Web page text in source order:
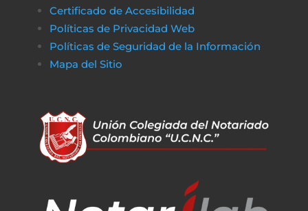
Certificado de Accesibilidad
Políticas de Privacidad Web
Políticas de Seguridad de la Información
Mapa del Sitio